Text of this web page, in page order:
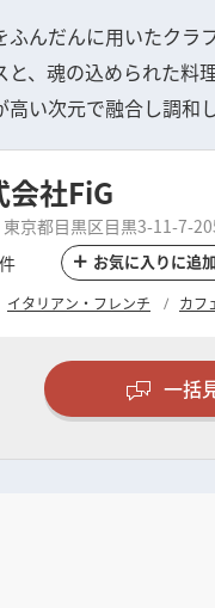
ふんだんに用いたクラ
、魂の込められた料
高い次元で融合し調和
会社FiG
京都目黒区目黒3-11-7-
お気に入りに追
イタリアン・フレンチ カフ
一括